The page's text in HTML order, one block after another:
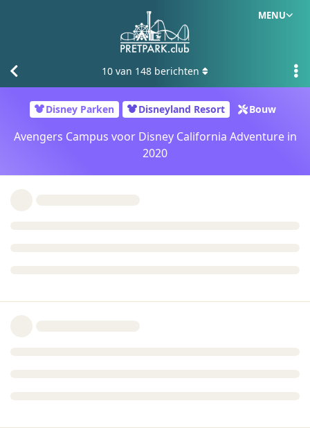
MENU
Disney Parken Disneyland Resort Bouw
Avengers Campus voor Disney California Adventure in
2020
10 van 148 berichten